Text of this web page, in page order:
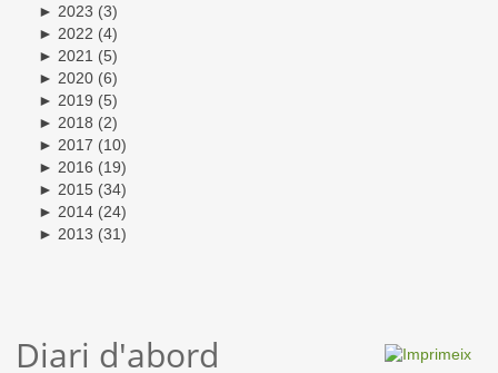
► 2023 (3)
► 2022 (4)
► 2021 (5)
► 2020 (6)
► 2019 (5)
► 2018 (2)
► 2017 (10)
► 2016 (19)
► 2015 (34)
► 2014 (24)
► 2013 (31)
Diari d'abord